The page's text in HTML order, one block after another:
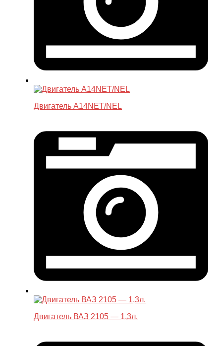
Двигатель A14NET/NEL
Двигатель ВАЗ 2105 — 1,3л.